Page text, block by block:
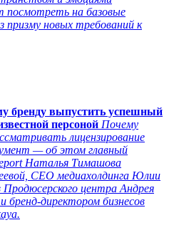
посмотреть на базовые
призму новых требований к
бренду выпустить успешный
персоной Почему
лицензирование
— об этом главный
Наталья Тимашова
СЕО медиахолдинга Юлии
центра Андрея
бренд-директором бизнесов